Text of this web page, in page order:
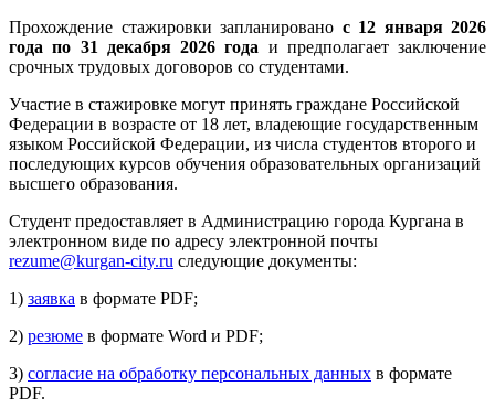
Прохождение стажировки запланировано с 12 января 2026
года по 31 декабря 2026 года и предполагает заключение
срочных трудовых договоров со студентами.
Участие в стажировке могут принять граждане Российской
Федерации в возрасте от 18 лет, владеющие государственным
языком Российской Федерации, из числа студентов второго и
последующих курсов обучения образовательных организаций
высшего образования.
Студент предоставляет в Администрацию города Кургана в
электронном виде по адресу электронной почты
rezume@kurgan-city.ru следующие документы:
1) заявка в формате PDF;
2) резюме в формате Word и PDF;
3) согласие на обработку персональных данных в формате
PDF.